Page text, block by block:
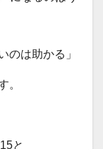
のは助かる」
。
と